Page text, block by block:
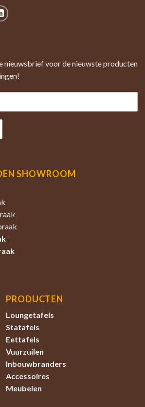
nieuwsbrief voor de nieuwste producten
SHOWROOM
PRODUCTEN
Loungetafels
Statafels
Eettafels
Vuurzuilen
Inbouwbranders
Accessoires
Meubelen